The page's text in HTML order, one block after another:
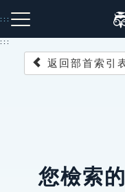
到
主
:::
:::
返回部首索引
您檢索